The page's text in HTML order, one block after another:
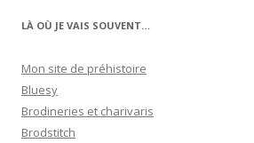
LÀ OÙ JE VAIS SOUVENT…
Mon site de préhistoire
Bluesy
Brodineries et charivaris
Brodstitch